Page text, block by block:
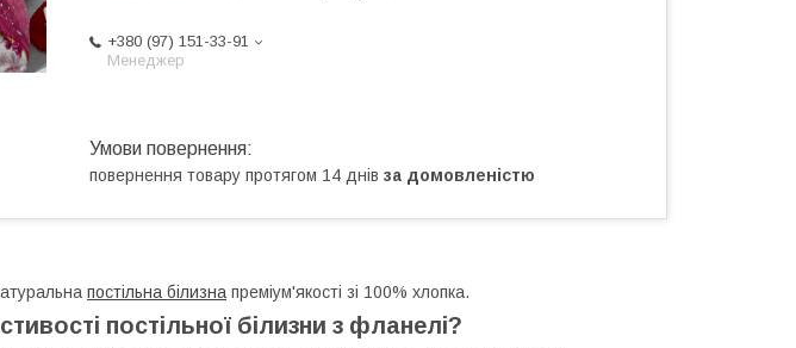
+380 (97) 151-33-91
Менеджер
повернення товару протягом 14 днів за домовленістю
постільна білизна преміум'якості зі 100% хлопка.
постільної білизни з фланелі?